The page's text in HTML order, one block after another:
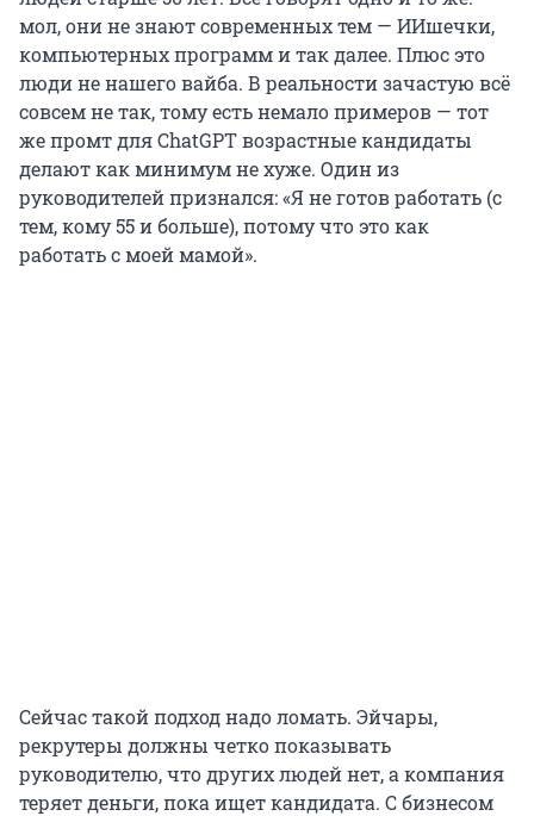
мол, они не знают современных тем — ИИшечки,
компьютерных программ и так далее. Плюс это
люди не нашего вайба. В реальности зачастую всё
совсем не так, тому есть немало примеров — тот
же промт для ChatGPT возрастные кандидаты
делают как минимум не хуже. Один из
руководителей признался: «Я не готов работать (с
тем, кому 55 и больше), потому что это как
работать с моей мамой».
Сейчас такой подход надо ломать. Эйчары,
рекрутеры должны четко показывать
руководителю, что других людей нет, а компания
теряет деньги, пока ищет кандидата. С бизнесом